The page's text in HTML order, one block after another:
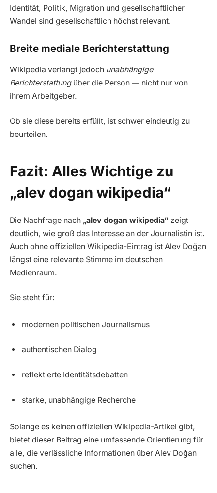
Identität, Politik, Migration und gesellschaftlicher
Wandel sind gesellschaftlich höchst relevant.
Breite mediale Berichterstattung
Wikipedia verlangt jedoch unabhängige
Berichterstattungüber die Person — nicht nur von
ihrem Arbeitgeber.
Ob sie diese bereits erfüllt, ist schwer eindeutig zu
beurteilen.
Fazit: Alles Wichtige zu
„alev dogan wikipedia“
Die Nachfrage nach „alev dogan wikipedia“ zeigt
deutlich, wie groß das Interesse an der Journalistin ist.
Auch ohne offiziellen Wikipedia-Eintrag ist Alev Doğan
längst eine relevante Stimme im deutschen
Medienraum.
Sie steht für:
modernen politischen Journalismus
authentischen Dialog
reflektierte Identitätsdebatten
starke, unabhängige Recherche
Solange es keinen offiziellen Wikipedia-Artikel gibt,
bietet dieser Beitrag eine umfassende Orientierung für
alle, die verlässliche Informationen über Alev Doğan
suchen.